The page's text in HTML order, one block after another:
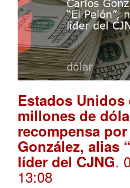
Estados Unidos
millones de
recompensa
González, alias
líder del CJNG.
13:08